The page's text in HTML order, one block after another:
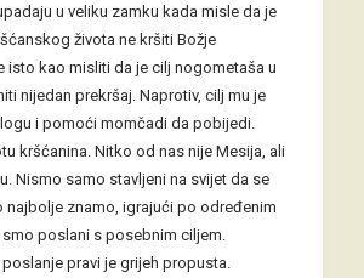
u veliku zamku kada misle da je
života ne kršiti Božje
isto kao misliti da je cilj nogometaša u
nijedan prekršaj. Naprotiv, cilj mu je
i pomoći momčadi da pobijedi.
kršćanina. Nitko od nas nije Mesija, ali
Nismo samo stavljeni na svijet da se
najbolje znamo, igrajući po određenim
poslani s posebnim ciljem.
pravi je grijeh propusta.